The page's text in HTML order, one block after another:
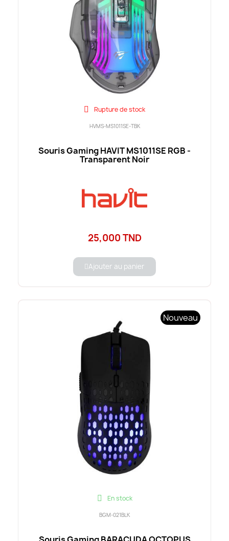
Rupture de stock
HVMS-MS1011SE-TBK
Souris Gaming HAVIT MS1011SE RGB -
Transparent Noir
25,000 TND
Ajouter au panier
Nouveau
En stock
BGM-021BLK